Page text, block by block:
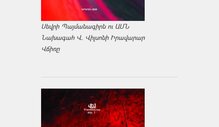
Սեվրի Պայմանագիրն ու ԱՄՆ
Նախագահ Վ. Վիլսոնի Իրավարար
Վճիռը